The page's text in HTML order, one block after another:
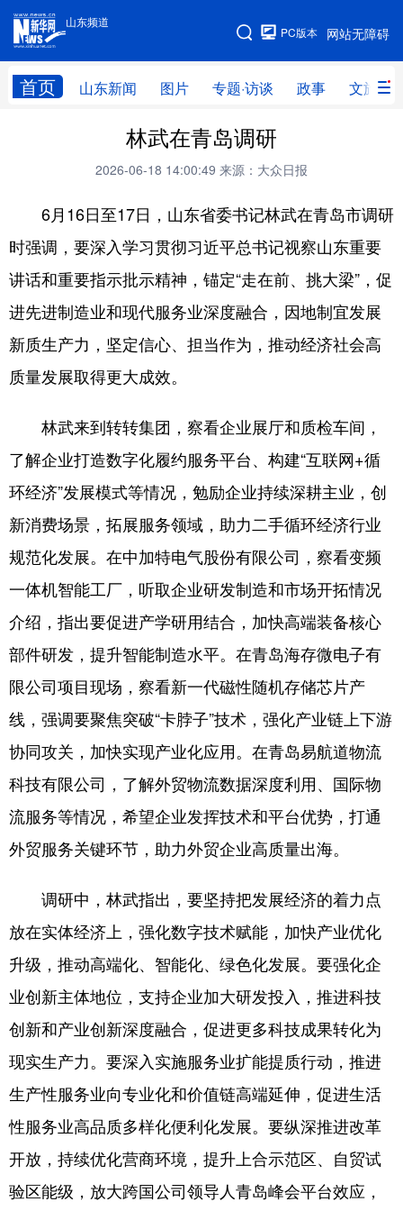
山东频道
网站无障碍
PC版本
首页 山东新闻 图片 专题·访谈 政事 文旅
手机版
网站地图
高层 时政
财经 网评
台湾 思客智库 全球连线 教育
科技 科普 体育 文化
健康 军事 访谈 视频
图片 中央文件 金融 汽车
会展 彩票 娱乐 时尚
亚太网 上市公司 投教基地
地方频道
首页 山东新闻 图片 专题·访谈
政事 文旅 社会民生 山东产经
文娱 融媒秀 地市 科教
多语种频道
English Español Français عربى
Deutsch Português
林武在青岛调研
2026-06-18 14:00:49 来源：大众日报
6月16日至17日，山东省委书记林武在青岛市调研
时强调，要深入学习贯彻习近平总书记视察山东重要
讲话和重要指示批示精神，锚定“走在前、挑大梁”，促
进先进制造业和现代服务业深度融合，因地制宜发展
新质生产力，坚定信心、担当作为，推动经济社会高
质量发展取得更大成效。
林武来到转转集团，察看企业展厅和质检车间，
了解企业打造数字化履约服务平台、构建“互联网+循
环经济”发展模式等情况，勉励企业持续深耕主业，创
新消费场景，拓展服务领域，助力二手循环经济行业
规范化发展。在中加特电气股份有限公司，察看变频
一体机智能工厂，听取企业研发制造和市场开拓情况
介绍，指出要促进产学研用结合，加快高端装备核心
部件研发，提升智能制造水平。在青岛海存微电子有
限公司项目现场，察看新一代磁性随机存储芯片产
线，强调要聚焦突破“卡脖子”技术，强化产业链上下游
协同攻关，加快实现产业化应用。在青岛易航道物流
科技有限公司，了解外贸物流数据深度利用、国际物
流服务等情况，希望企业发挥技术和平台优势，打通
外贸服务关键环节，助力外贸企业高质量出海。
调研中，林武指出，要坚持把发展经济的着力点
放在实体经济上，强化数字技术赋能，加快产业优化
升级，推动高端化、智能化、绿色化发展。要强化企
业创新主体地位，支持企业加大研发投入，推进科技
创新和产业创新深度融合，促进更多科技成果转化为
现实生产力。要深入实施服务业扩能提质行动，推进
生产性服务业向专业化和价值链高端延伸，促进生活
性服务业高品质多样化便利化发展。要纵深推进改革
开放，持续优化营商环境，提升上合示范区、自贸试
验区能级，放大跨国公司领导人青岛峰会平台效应，